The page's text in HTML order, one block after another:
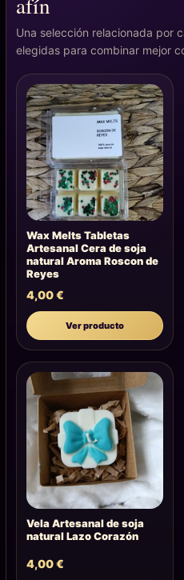
afín
Una selección relacionada por
elegidas para combinar mejor
Wax Melts Tabletas
Artesanal Cera de soja
natural Aroma Roscon de
Reyes
4,00€
Ver producto
Vela Artesanal de soja
natural Lazo Corazón
4,00€